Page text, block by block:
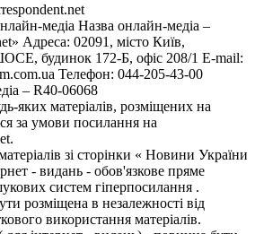
медіа Назва онлайн-медіа –
Адреса: 02091, місто Київ,
будинок 172-Б, офіс 208/1 E-mail:
Телефон: 044-205-43-00
– R40-06068
яких матеріалів, розміщених на
за умови посилання на
зі сторінки « Новини України
- видань - обов'язкове пряме
систем гіперпосилання .
розміщена в незалежності від
використання матеріалів.